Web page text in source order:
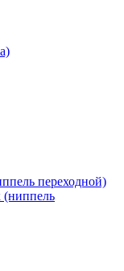
переходной)
(ниппель